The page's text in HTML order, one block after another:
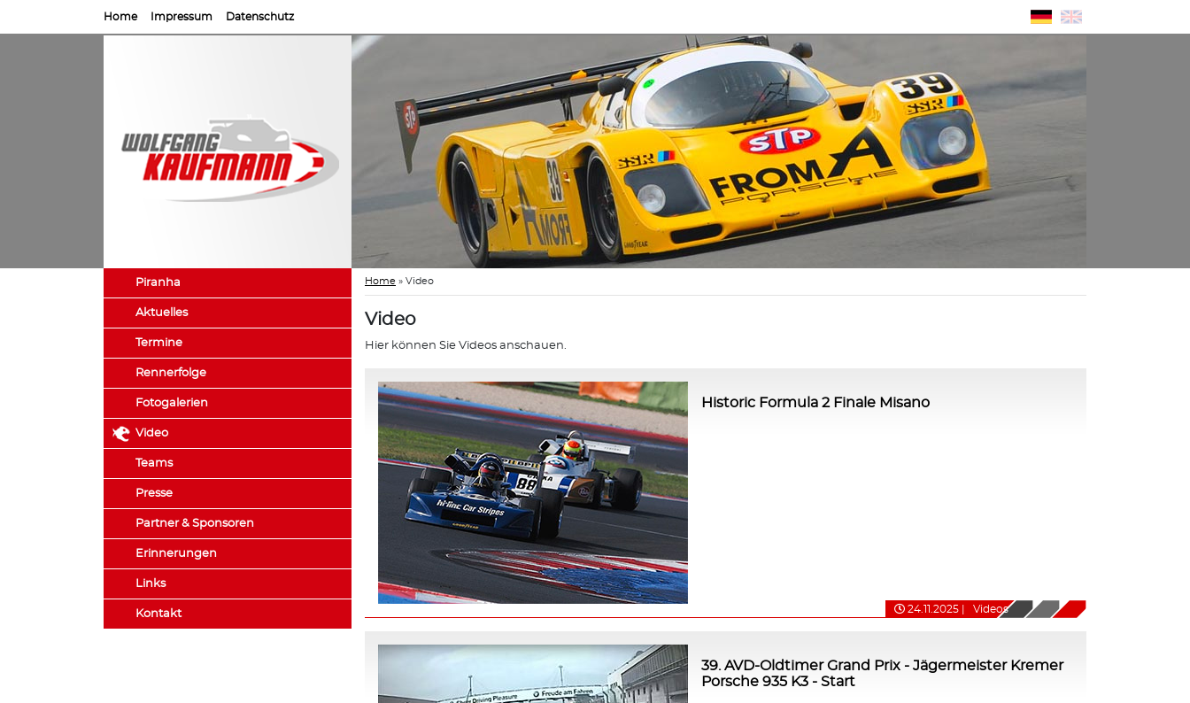
Home Impressum Datenschutz
Piranha
Aktuelles
Termine
Rennerfolge
Fotogalerien
Video
Teams
Presse
Partner & Sponsoren
Erinnerungen
Links
Kontakt
Home » Video
Video
Hier können Sie Videos anschauen.
Historic Formula 2 Finale Misano
24.11.2025 Videos
39. AVD-Oldtimer Grand Prix - Jägermeister Kremer
Porsche 935 K3 - Start